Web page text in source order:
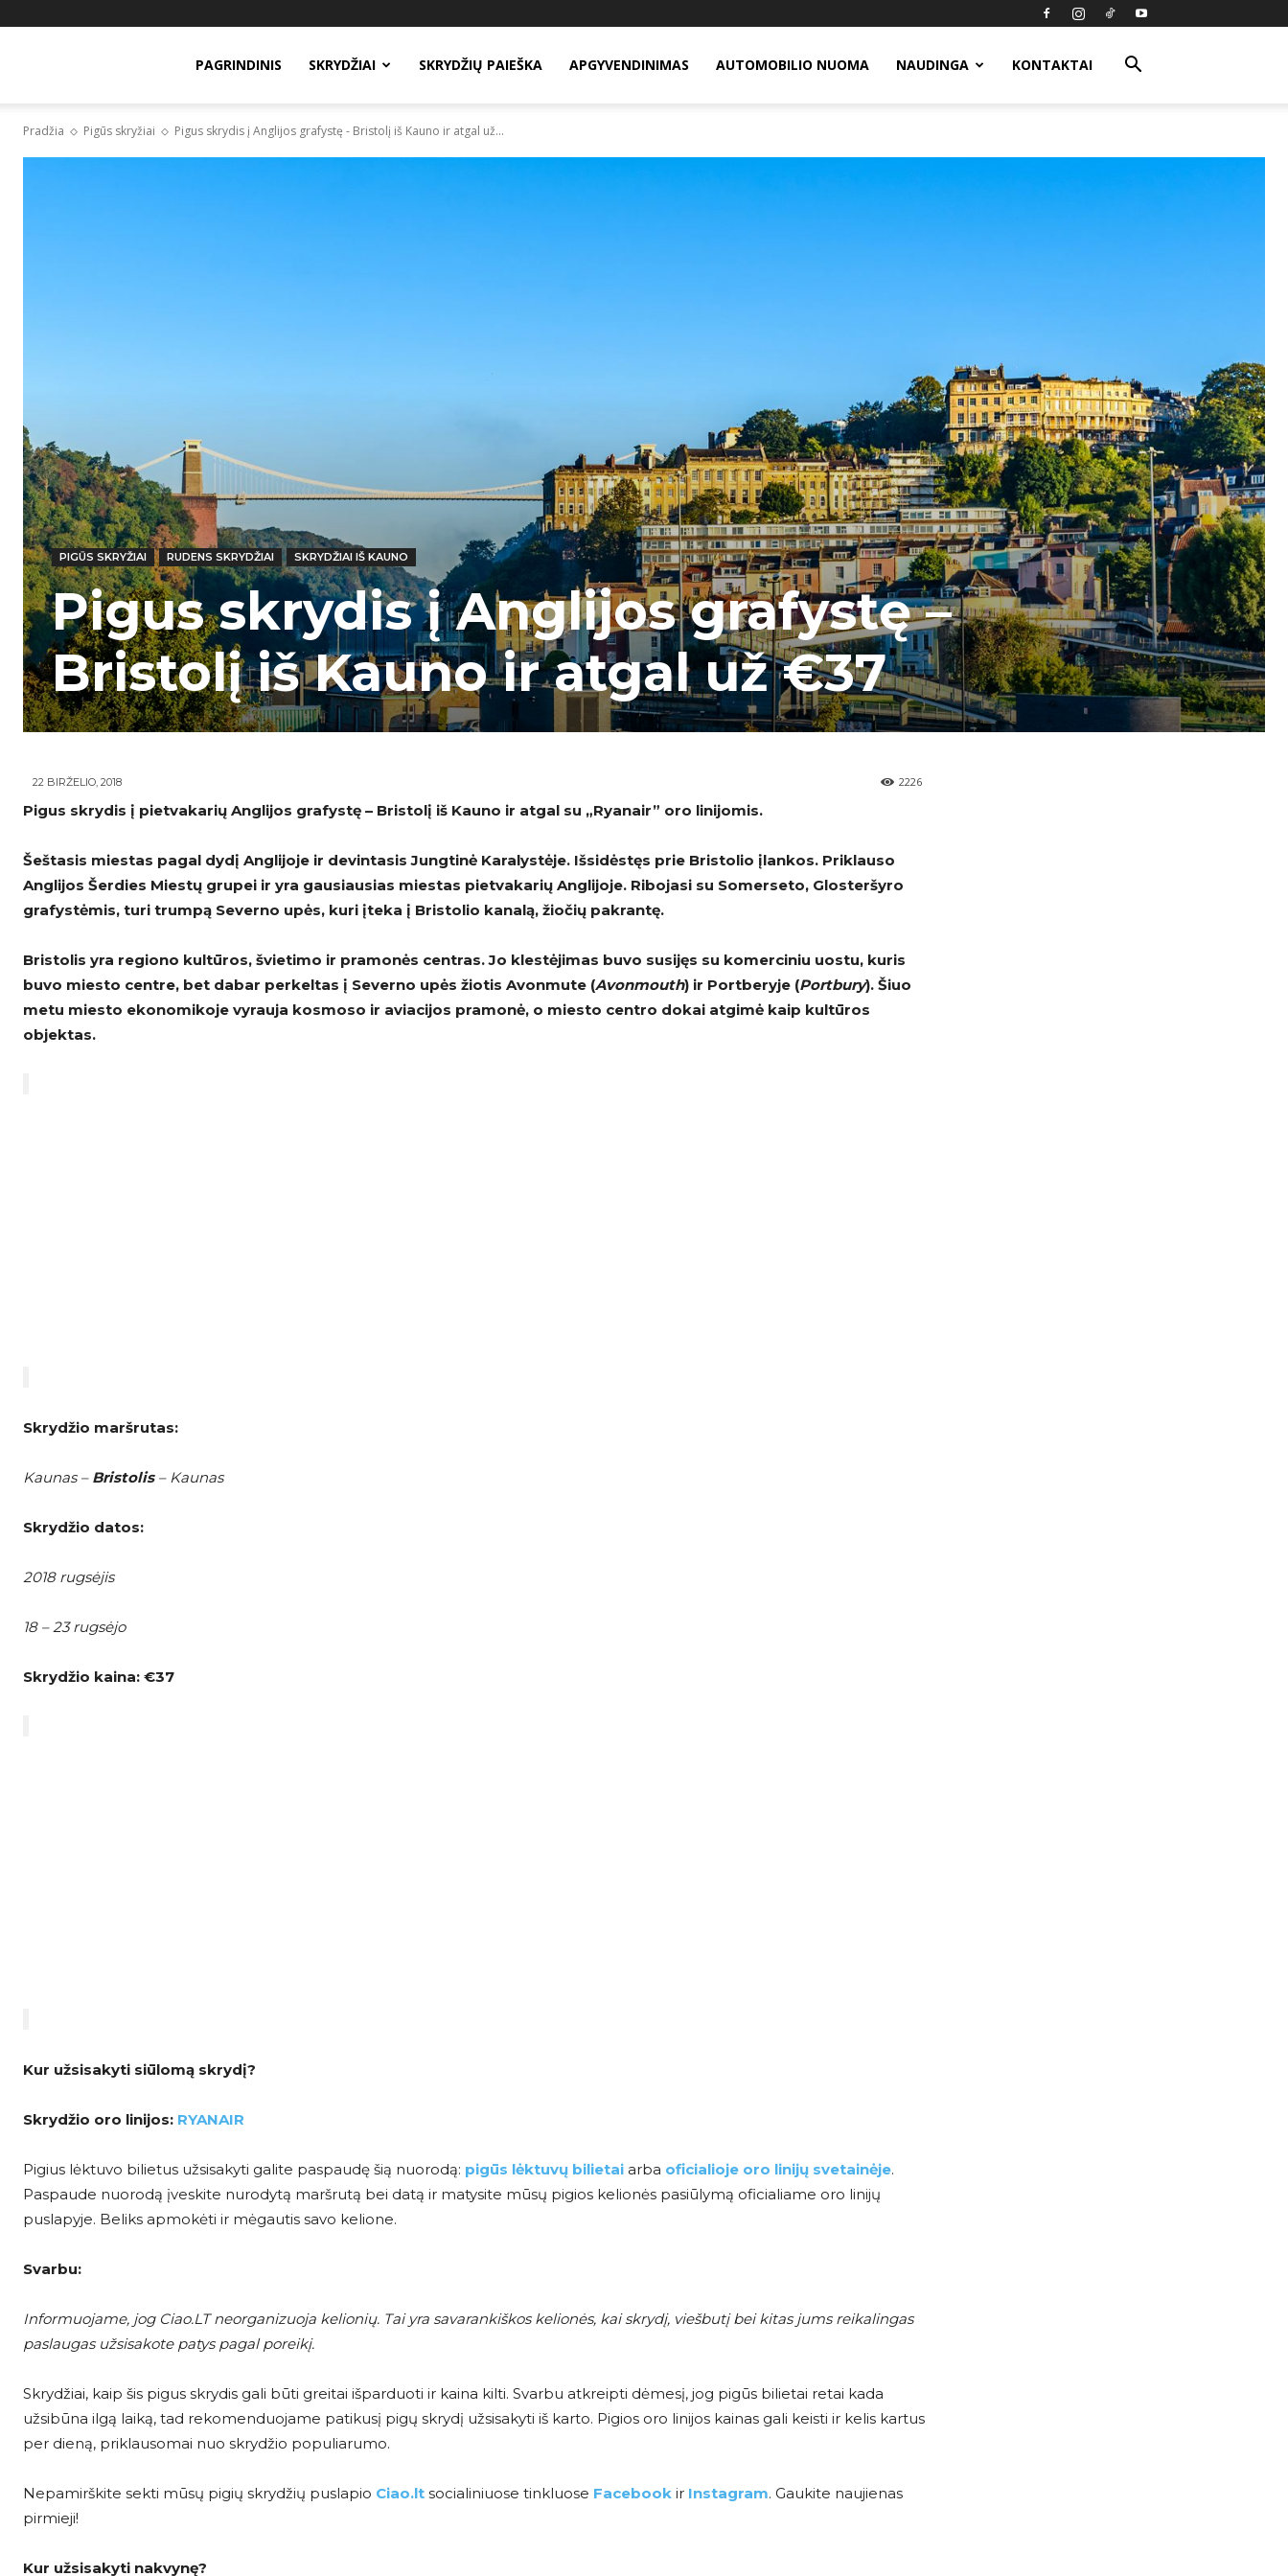
PAGRINDINIS SKRYDŽIAI SKRYDŽIŲ PAIEŠKA APGYVENDINIMAS AUTOMOBILIO NUOMA NAUDINGA KONTAKTAI
Pradžia Pigūs skryžiai Pigus skrydis į Anglijos grafystę - Bristolį iš Kauno ir atgal už...
PIGŪS SKRYŽIAI RUDENS SKRYDŽIAI SKRYDŽIAI IŠ KAUNO
Pigus skrydis į Anglijos grafystę –
Bristolį iš Kauno ir atgal už €37
22 BIRŽELIO, 2018 2226
Pigus skrydis į pietvakarių Anglijos grafystę – Bristolį iš Kauno ir atgal su „Ryanair” oro linijomis.
Šeštasis miestas pagal dydį Anglijoje ir devintasis Jungtinė Karalystėje. Išsidėstęs prie Bristolio įlankos. Priklauso
Anglijos Šerdies Miestų grupei ir yra gausiausias miestas pietvakarių Anglijoje. Ribojasi su Somerseto, Glosteršyro
grafystėmis, turi trumpą Severno upės, kuri įteka į Bristolio kanalą, žiočių pakrantę.
Bristolis yra regiono kultūros, švietimo ir pramonės centras. Jo klestėjimas buvo susijęs su komerciniu uostu, kuris
buvo miesto centre, bet dabar perkeltas į Severno upės žiotis Avonmute (Avonmouth) ir Portberyje (Portbury). Šiuo
metu miesto ekonomikoje vyrauja kosmoso ir aviacijos pramonė, o miesto centro dokai atgimė kaip kultūros
objektas.
Skrydžio maršrutas:
Kaunas – Bristolis – Kaunas
Skrydžio datos:
2018 rugsėjis
18 – 23 rugsėjo
Skrydžio kaina: €37
Kur užsisakyti siūlomą skrydį?
Skrydžio oro linijos: RYANAIR
Pigius lėktuvo bilietus užsisakyti galite paspaudę šią nuorodą: pigūs lėktuvų bilietai arba oficialioje oro linijų svetainėje.
Paspaude nuorodą įveskite nurodytą maršrutą bei datą ir matysite mūsų pigios kelionės pasiūlymą oficialiame oro linijų
puslapyje. Beliks apmokėti ir mėgautis savo kelione.
Svarbu:
Informuojame, jog Ciao.LT neorganizuoja kelionių. Tai yra savarankiškos kelionės, kai skrydį, viešbutį bei kitas jums reikalingas
paslaugas užsisakote patys pagal poreikį.
Skrydžiai, kaip šis pigus skrydis gali būti greitai išparduoti ir kaina kilti. Svarbu atkreipti dėmesį, jog pigūs bilietai retai kada
užsibūna ilgą laiką, tad rekomenduojame patikusį pigų skrydį užsisakyti iš karto. Pigios oro linijos kainas gali keisti ir kelis kartus
per dieną, priklausomai nuo skrydžio populiarumo.
Nepamirškite sekti mūsų pigių skrydžių puslapio Ciao.lt socialiniuose tinkluose Facebook ir Instagram. Gaukite naujienas
pirmieji!
Kur užsisakyti nakvynę?